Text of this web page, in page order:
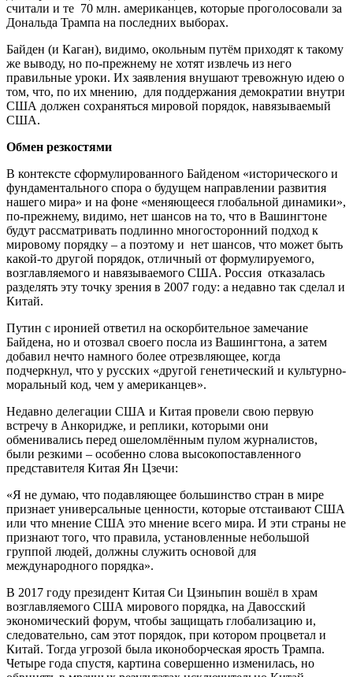
считали и те 70 млн. американцев, которые проголосовали за
Дональда Трампа на последних выборах.
Байден (и Каган), видимо, окольным путём приходят к такому
же выводу, но по-прежнему не хотят извлечь из него
правильные уроки. Их заявления внушают тревожную идею о
том, что, по их мнению, для поддержания демократии внутри
США должен сохраняться мировой порядок, навязываемый
США.
Обмен резкостями
В контексте сформулированного Байденом «исторического и
фундаментального спора о будущем направлении развития
нашего мира» и на фоне «меняющееся глобальной динамики»,
по-прежнему, видимо, нет шансов на то, что в Вашингтоне
будут рассматривать подлинно многосторонний подход к
мировому порядку – а поэтому и нет шансов, что может быть
какой-то другой порядок, отличный от формулируемого,
возглавляемого и навязываемого США. Россия отказалась
разделять эту точку зрения в 2007 году: а недавно так сделал и
Китай.
Путин с иронией ответил на оскорбительное замечание
Байдена, но и отозвал своего посла из Вашингтона, а затем
добавил нечто намного более отрезвляющее, когда
подчеркнул, что у русских «другой генетический и культурно-
моральный код, чем у американцев».
Недавно делегации США и Китая провели свою первую
встречу в Анкоридже, и реплики, которыми они
обменивались перед ошеломлённым пулом журналистов,
были резкими – особенно слова высокопоставленного
представителя Китая Ян Цзечи:
«Я не думаю, что подавляющее большинство стран в мире
признает универсальные ценности, которые отстаивают США
или что мнение США это мнение всего мира. И эти страны не
признают того, что правила, установленные небольшой
группой людей, должны служить основой для
международного порядка».
В 2017 году президент Китая Си Цзиньпин вошёл в храм
возглавляемого США мирового порядка, на Давосский
экономический форум, чтобы защищать глобализацию и,
следовательно, сам этот порядок, при котором процветал и
Китай. Тогда угрозой была иконоборческая ярость Трампа.
Четыре года спустя, картина совершенно изменилась, но